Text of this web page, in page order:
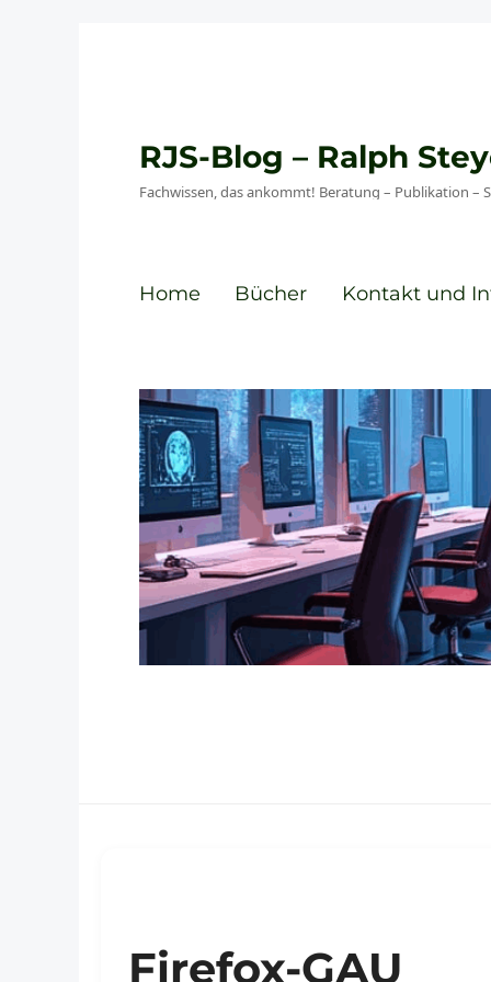
RJS-Blog – Ralph
Fachwissen, das ankommt! Beratung – Publikation –
Home Bücher Kontakt und
Firefox-GAU